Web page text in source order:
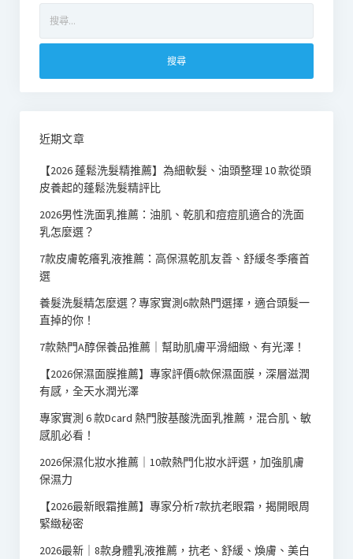
關
字:
近期文章
【2026 蓬鬆洗髮精推薦】為細軟髮、油頭整理 10 款從頭
皮養起的蓬鬆洗髮精評比
2026男性洗面乳推薦：油肌、乾肌和痘痘肌適合的洗面
乳怎麼選？
7款皮膚乾癢乳液推薦：高保濕乾肌友善、舒緩冬季癢首
選
養髮洗髮精怎麼選？專家實測6款熱門選擇，適合頭髮一
直掉的你！
7款熱門A醇保養品推薦｜幫助肌膚平滑細緻、有光澤！
【2026保濕面膜推薦】專家評價6款保濕面膜，深層滋潤
有感，全天水潤光澤
專家實測 6 款Dcard 熱門胺基酸洗面乳推薦，混合肌、敏
感肌必看！
2026保濕化妝水推薦｜10款熱門化妝水評選，加強肌膚
保濕力
【2026最新眼霜推薦】專家分析7款抗老眼霜，揭開眼周
緊緻秘密
2026最新｜8款身體乳液推薦，抗老、舒緩、煥膚、美白